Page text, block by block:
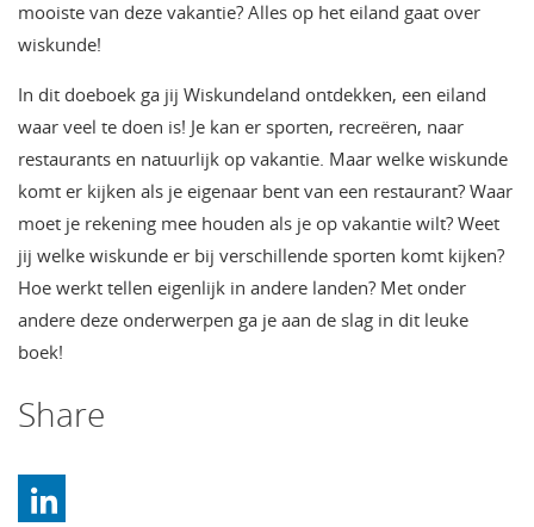
mooiste van deze vakantie? Alles op het eiland gaat over
wiskunde!
In dit doeboek ga jij Wiskundeland ontdekken, een eiland
waar veel te doen is! Je kan er sporten, recreëren, naar
restaurants en natuurlijk op vakantie. Maar welke wiskunde
komt er kijken als je eigenaar bent van een restaurant? Waar
moet je rekening mee houden als je op vakantie wilt? Weet
jij welke wiskunde er bij verschillende sporten komt kijken?
Hoe werkt tellen eigenlijk in andere landen? Met onder
andere deze onderwerpen ga je aan de slag in dit leuke
boek!
Share